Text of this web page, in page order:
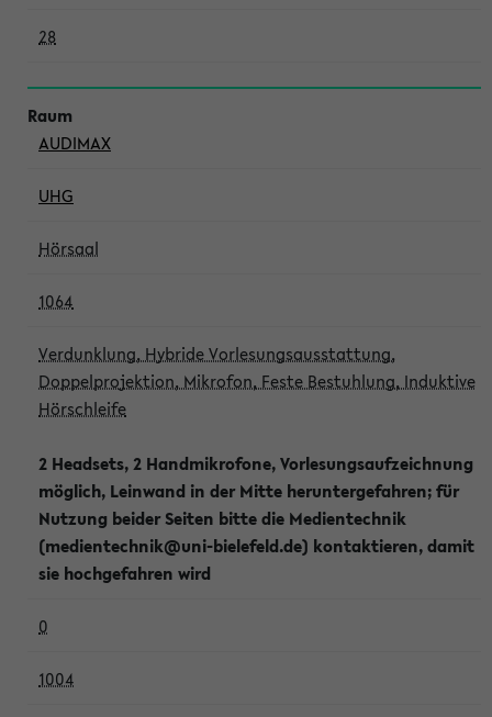
28
AUDIMAX
UHG
Hörsaal
1064
Verdunklung, Hybride Vorlesungsausstattung,
Doppelprojektion, Mikrofon, Feste Bestuhlung, Induktive
Hörschleife
2 Headsets, 2 Handmikrofone, Vorlesungsaufzeichnung
möglich, Leinwand in der Mitte heruntergefahren; für
Nutzung beider Seiten bitte die Medientechnik
(medientechnik@uni-bielefeld.de) kontaktieren, damit
sie hochgefahren wird
0
1004